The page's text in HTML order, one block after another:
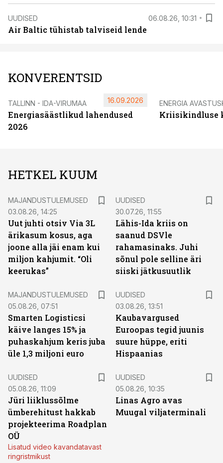
UUDISED 06.08.26, 10:31
Air Baltic tühistab talviseid lende
KONVERENTSID
TALLINN - IDA-VIRUMAA
Energiasäästlikud lahendused
2026
16.09.2026 ENERGIA
Kriisikindluse
HETKEL KUUM
MAJANDUSTULEMUSED
03.08.26, 14:25
Uut juhti otsiv Via 3L
ärikasum kosus, aga
joone alla jäi enam kui
miljon kahjumit. “Oli
keerukas”
UUDISED
30.07.26, 11:55
Lähis-Ida kriis on
saanud DSVle
rahamasinaks. Juhi
sõnul pole selline äri
siiski jätkusuutlik
MAJANDUSTULEMUSED
05.08.26, 07:51
Smarten Logisticsi
käive langes 15% ja
puhaskahjum keris juba
üle 1,3 miljoni euro
UUDISED
03.08.26, 13:51
Kaubavargused
Euroopas tegid juunis
suure hüppe, eriti
Hispaanias
UUDISED
05.08.26, 11:09
Jüri liiklussõlme
ümberehitust hakkab
projekteerima Roadplan
OÜ
Lisatud video kavandatavast
ringristmikust
UUDISED
05.08.26, 10:35
Linas Agro avas
Muugal viljaterminali